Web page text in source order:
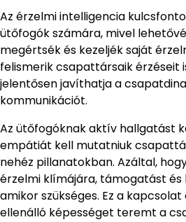
Az érzelmi intelligencia
ütőfogók számára, mivel
megértsék és kezeljék saját
felismerik csapattársaik érzéseit
jelentősen javíthatja a
kommunikációt.
Az ütőfogóknak aktív hallgatást
empátiát kell mutatniuk
nehéz pillanatokban. Azáltal,
érzelmi klímájára, támogatást
amikor szükséges. Ez a
ellenálló képességet teremt a